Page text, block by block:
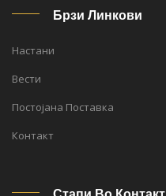
Брзи Линкови
Настани
Вести
Постојана Поставка
Контакт